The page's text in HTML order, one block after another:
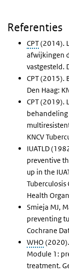
Referenties
CPT(2014).
afwijkingen
vastgesteld.
CPT (2015).
Den Haag:
CPT (2019).
KNCV
IUATLD
preventive
up in the
Health
Smieja MJ,
preventing
Cochrane
WHO
Module 1:
treatment.